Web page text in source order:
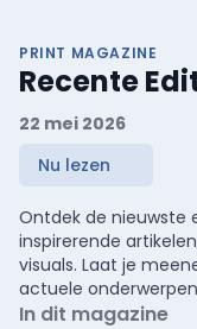
PRINT MAGAZINE
Recente
22 mei 2026
Nu lezen
Ontdek de nieuwste
inspirerende
visuals. Laat je
actuele
In dit magazine